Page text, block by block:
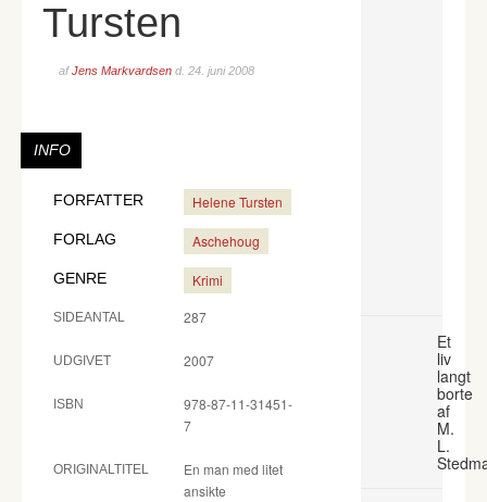
Tursten
afJens Markvardsen d. 24. juni 2008
INFO
FORFATTER Helene Tursten
FORLAG Aschehoug
GENRE Krimi
SIDEANTAL 287
UDGIVET 2007
ISBN
978-87-11-31451-
7
ORIGINALTITEL
En man med litet
ansikte
Et
liv
langt
borte
af
M.
L.